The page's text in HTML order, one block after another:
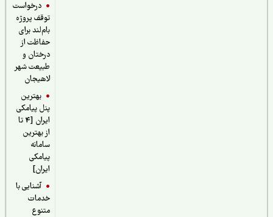
درخواست
توقف پروژه
بام‌لند برای
حفاظت از
درختان و
طبیعت شهر
لاهیجان
بهترین
پنل پیامکی
ایران [4 تا
از بهترین
سامانه
پیامکی
آشنایی با
خدمات